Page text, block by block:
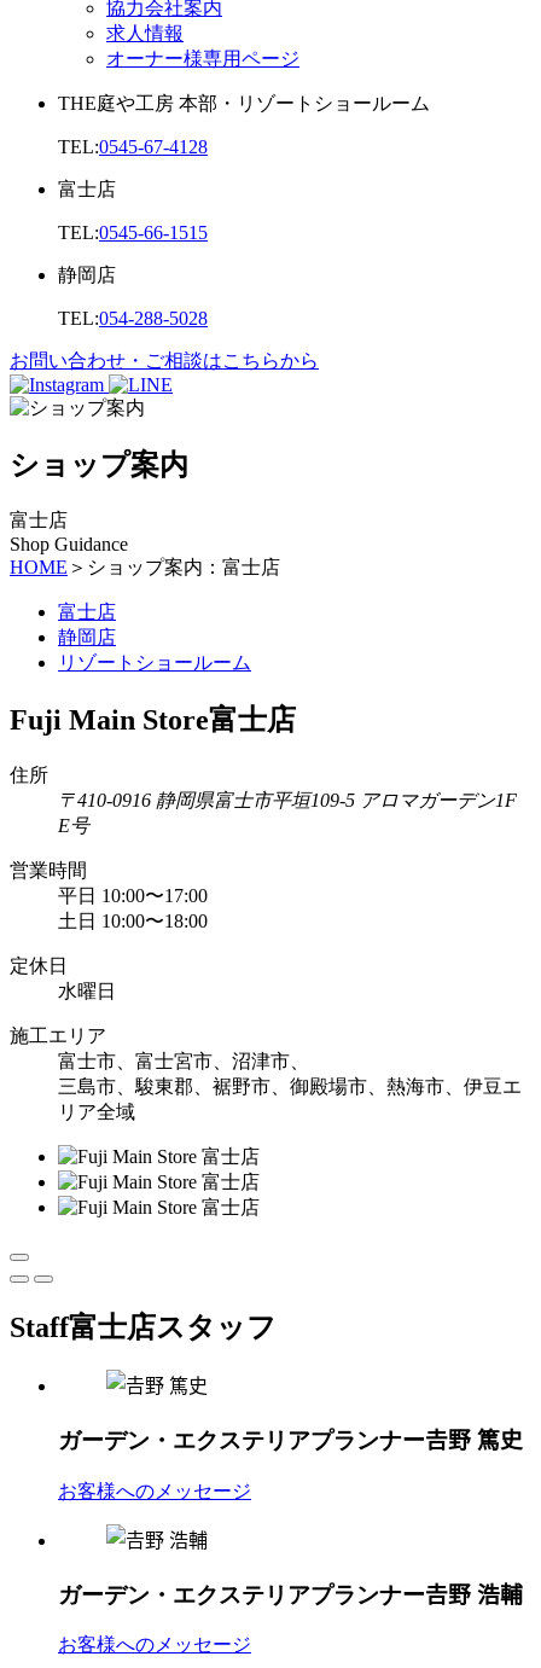
協力会社案内
求人情報
オーナー様専用ページ
THE庭や工房 本部・リゾートショールーム
TEL:0545-67-4128
富士店
TEL:0545-66-1515
静岡店
TEL:054-288-5028
お問い合わせ・ご相談はこちらから
ショップ案内
富士店
Shop Guidance
HOME ＞ ショップ案内：富士店
富士店
静岡店
リゾートショールーム
Fuji Main Store富士店
住所
〒410-0916 静岡県富士市平垣109-5 アロマガーデン1F
E号
営業時間
平日 10:00〜17:00
土日 10:00〜18:00
定休日
水曜日
施工エリア
富士市、富士宮市、沼津市、
三島市、駿東郡、裾野市、御殿場市、熱海市、伊豆エ
リア全域
Staff富士店スタッフ
ガーデン・エクステリアプランナー𠮷野 篤史
お客様へのメッセージ
ガーデン・エクステリアプランナー𠮷野 浩輔
お客様へのメッセージ